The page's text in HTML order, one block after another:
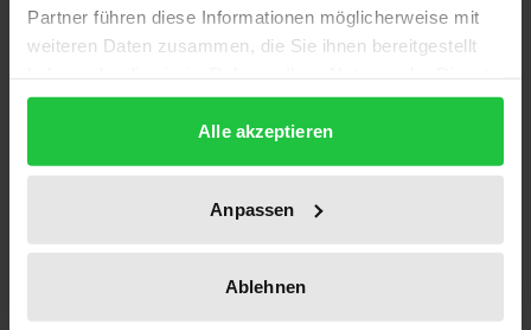
Partner führen diese Informationen möglicherweise mit
weiteren Daten zusammen, die Sie ihnen bereitgestellt
gesammelt haben.
Alle akzeptieren
Anpassen
Ablehnen
Identifizierung keltischer Personen-, Völker- und
Ortsnamen; Horst Naumann nimmt die Ortsnamen
Blick; Dorothea Fastnacht befasst sich anhand von
Beispielen aus dem historischen Ortsnamenbuch
Erlangen mit den Methoden der
Ortsnamenforschung; Kirstin Casemir zeigt auf, wie
die Wahl der Sprache die Personennamen und die
mit ihnen gebildeten Ortsnamen beeinflusst;